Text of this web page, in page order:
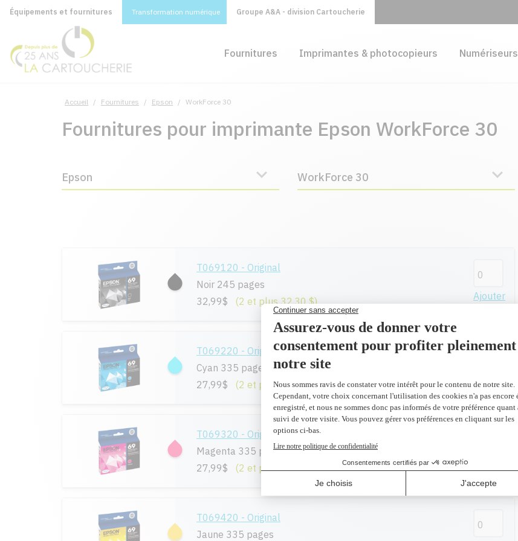
Équipements et fournitures Transformation numérique Groupe A&A - division Cartoucherie
Fournitures Imprimantes & photocopieurs Numériseurs
Accueil / Fournitures / Epson / WorkForce 30
Fournitures pour imprimante Epson WorkForce 30
Epson WorkForce 30
T069120 - Original
Noir 245 pages
32,99$
(2 et plus 32,30 $) Ajouter
T069220 - Original
Cyan 335 pages
27,99$
(2 et plus 27,20 $) Ajouter
T069320 - Original
Magenta 335 pages
27,99$
(2 et plus 27,20 $)
T069420 - Original
Jaune 335 pages